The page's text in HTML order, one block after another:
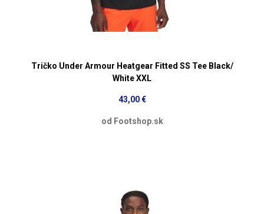
Tričko Under Armour Heatgear Fitted SS Tee Black/
White XXL
43,00 €
od Footshop.sk